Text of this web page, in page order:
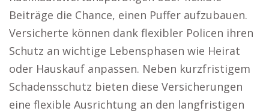
Beiträge die Chance, einen Puffer aufzubauen.
Versicherte können dank flexibler Policen ihren
Schutz an wichtige Lebensphasen wie Heirat
oder Hauskauf anpassen. Neben kurzfristigem
Schadensschutz bieten diese Versicherungen
eine flexible Ausrichtung an den langfristigen